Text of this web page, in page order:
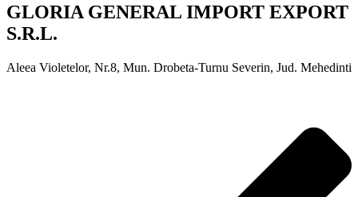
GLORIA GENERAL IMPORT EXPORT
S.R.L.
Aleea Violetelor, Nr.8, Mun. Drobeta-Turnu Severin, Jud. Mehedinti